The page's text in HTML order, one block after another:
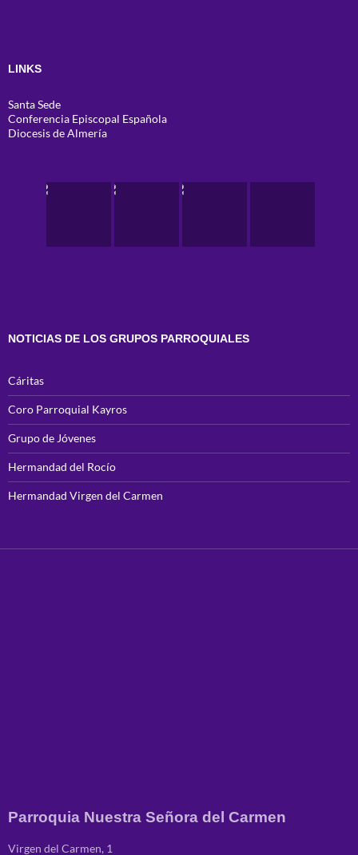
LINKS
Santa Sede
Conferencia Episcopal Española
Diocesis de Almería
NOTICIAS DE LOS GRUPOS PARROQUIALES
Cáritas
Coro Parroquial Kayros
Grupo de Jóvenes
Hermandad del Rocío
Hermandad Virgen del Carmen
Parroquia Nuestra Señora del Carmen
Virgen del Carmen, 1